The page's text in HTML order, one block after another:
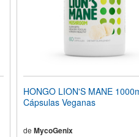
HONGO LION'S MANE
Cápsulas Veganas
de MycoGenix